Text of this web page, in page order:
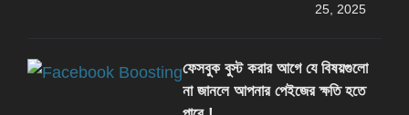
25, 2025
ফেসবুক বুস্ট করার আগে যে বিষয়গুলো
না জানলে আপনার পেইজের ক্ষতি হতে